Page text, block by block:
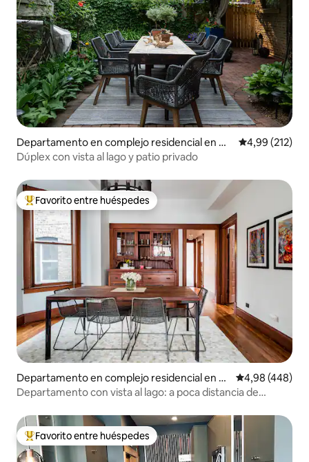
Departamento en complejo residencial en Ch
icago
Calificación
4,99 (212)
Dúplex con vista al lago y patio privado
Favorito entre los huéspedes más destacados
Favorito entre huéspedes
Departamento en complejo residencial en C
hicago
Calificación
4,98 (448)
Departamento con vista al lago: a poca distancia de
Favorito entre los huéspedes más destacados
Favorito entre huéspedes